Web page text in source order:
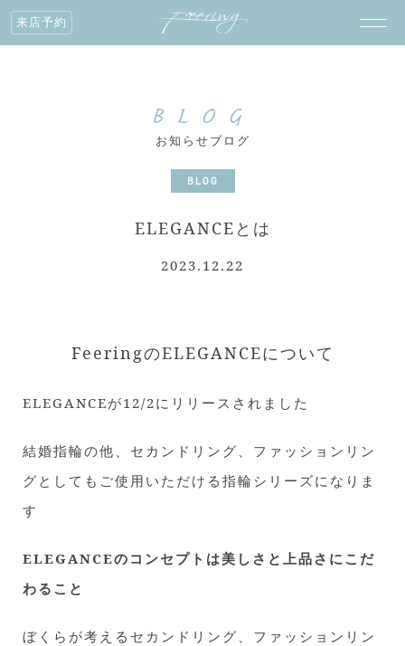
来店予約
BLOG
お知らせブログ
BLOG
ELEGANCEとは
2023.12.22
FeeringのELEGANCEについて
ELEGANCEが12/2にリリースされました
結婚指輪の他、セカンドリング、ファッションリン
グとしてもご使用いただける指輪シリーズになりま
す
ELEGANCEのコンセプトは美しさと上品さにこだ
わること
ぼくらが考えるセカンドリング、ファッションリン